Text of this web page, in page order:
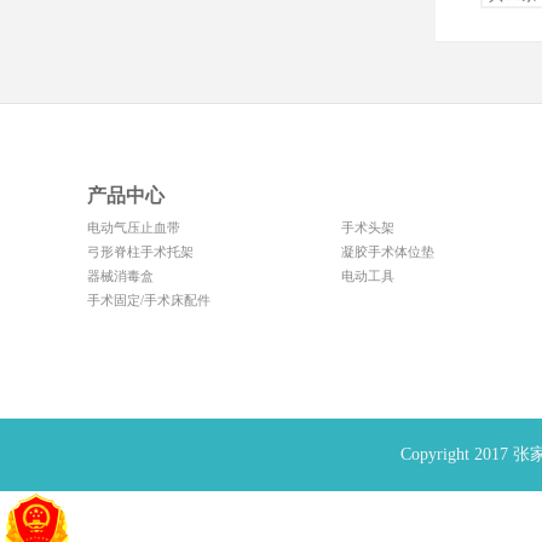
产品中心
电动气压止血带
手术头架
弓形脊柱手术托架
凝胶手术体位垫
器械消毒盒
电动工具
手术固定/手术床配件
Copyright 2017 张